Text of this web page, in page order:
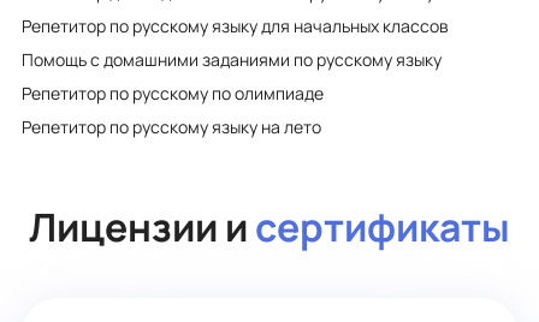
Репетитор по русскому языку для начальных классов
Помощь с домашними заданиями по русскому языку
Репетитор по русскому по олимпиаде
Репетитор по русскому языку на лето
Лицензии исертификаты